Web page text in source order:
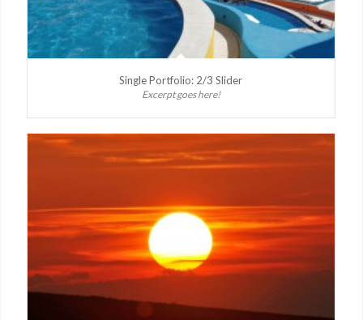
Single Portfolio: 2/3 Slider
Excerpt goes here!